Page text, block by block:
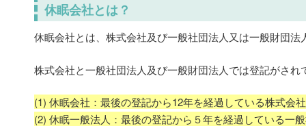
休眠会社とは？
休眠会社とは、株式会社及び一般社団法人又は一般財団
株式会社と一般社団法人及び一般財団法人では登記がさ
(1) 休眠会社：最後の登記から12年を経過している株式会社
(2) 休眠一般法人：最後の登記から５年を経過している一